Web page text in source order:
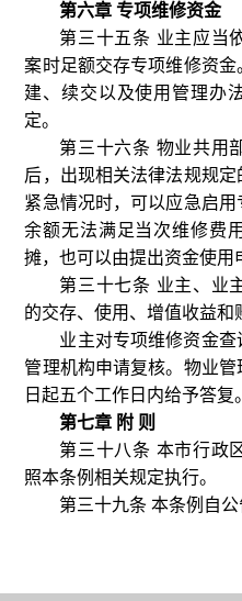
第六章 专项维修资金
第三十五条 业主应当
案时足额交存专项维修资
建、续交以及使用管理办
定。
第三十六条 物业共用
后，出现相关法律法规规
紧急情况时，可以应急启
余额无法满足当次维修费
摊，也可以由提出资金使用
第三十七条 业主、业
的交存、使用、增值收益和
业主对专项维修资金
管理机构申请复核。物业
日起五个工作日内给予答复。
第七章 附 则
第三十八条 本市行政
照本条例相关规定执行。
第三十九条 本条例自公